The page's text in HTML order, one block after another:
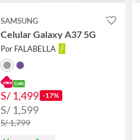
SAMSUNG
Celular Galaxy A37 5G
Por FALABELLA
S/ 1,499 -17%
S/ 1,599
S/ 1,799